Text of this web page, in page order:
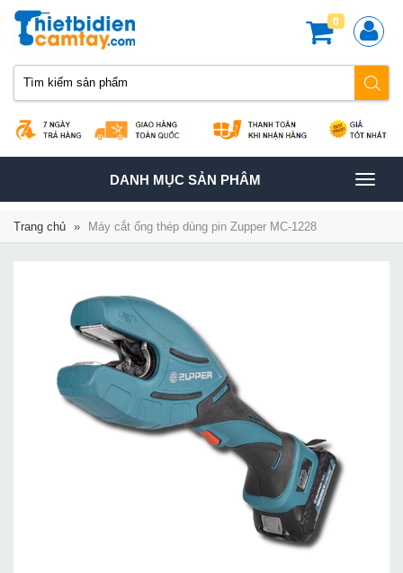
0
TOGGLE
NAVIGATION
DANH MỤC SẢN PHÂM
Trang chủ » Máy cắt ống thép dùng pin Zupper MC-1228